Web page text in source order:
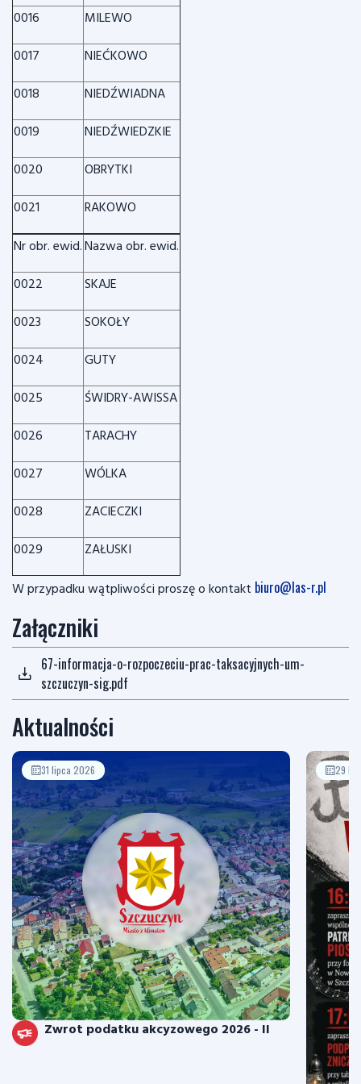
0016
MILEWO
0017
NIEĆKOWO
0018
NIEDŹWIADNA
0019
NIEDŹWIEDZKIE
0020
OBRYTKI
0021
RAKOWO
Nr obr. ewid.Nazwa obr. ewid.
0022
SKAJE
0023
SOKOŁY
0024
GUTY
0025
ŚWIDRY-AWISSA
0026
TARACHY
0027
WÓLKA
0028
ZACIECZKI
0029
ZAŁUSKI
W przypadku wątpliwości proszę o kontakt biuro@las-r.pl
Załączniki
67-informacja-o-rozpoczeciu-prac-taksacyjnych-um-
szczuczyn-sig.pdf
Aktualności
31 lipca 2026
Zwrot podatku akcyzowego 2026 - II
29